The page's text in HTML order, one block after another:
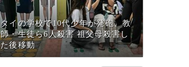
タイの学校で10代少年が発砲、教
師・生徒ら6人殺害 祖父母殺害し
た後移動